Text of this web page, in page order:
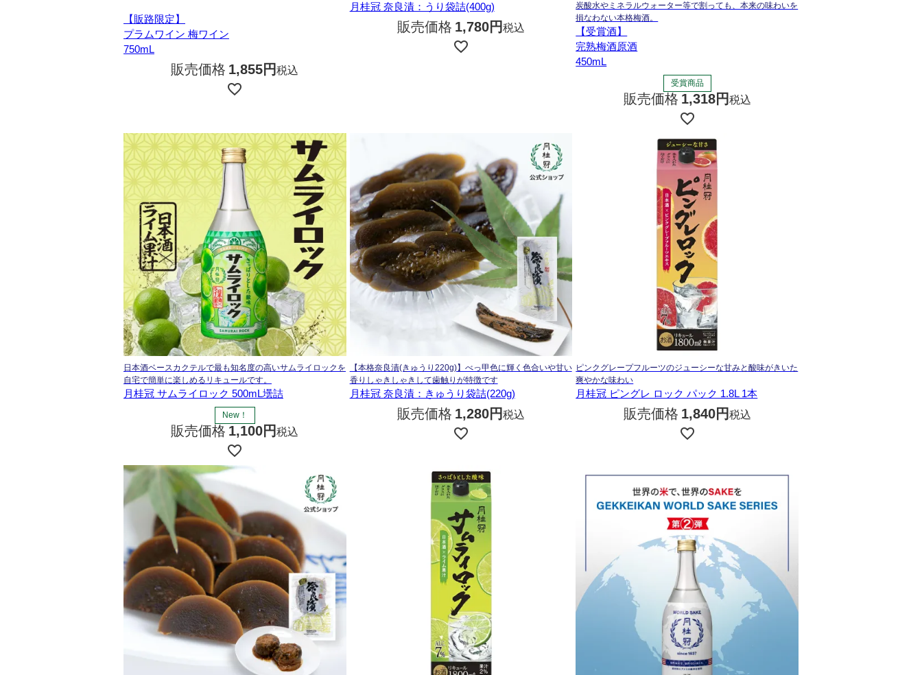
【販路限定】
プラムワイン 梅ワイン
750mL
販売価格 1,855 税込
月桂冠 奈良漬：うり袋詰(400g)
販売価格 1,780 税込
炭酸水やミネラルウォーター等で割っても、本来の味わいを
損なわない本格梅酒。
【受賞酒】
完熟梅酒原酒
450mL
受賞商品
販売価格 1,318 税込
日本酒ベースカクテルで最も知名度の高いサムライロックを
自宅で簡単に楽しめるリキュールです。
月桂冠 サムライロック 500mL壜詰
New！
販売価格 1,100 税込
【本格奈良漬(きゅうり220g)】べっ甲色に輝く色合いや甘い
香りしゃきしゃきして歯触りが特徴です
月桂冠 奈良漬：きゅうり袋詰(220g)
販売価格 1,280 税込
ピンクグレープフルーツのジューシーな甘みと酸味がきいた
爽やかな味わい
月桂冠 ピングレ ロック パック 1.8L 1本
販売価格 1,840 税込